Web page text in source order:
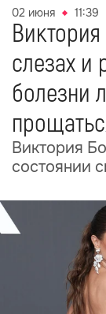
02 июня 11:39
слезах и
болезни
Виктория
состоянии